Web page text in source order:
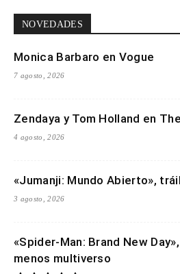
NOVEDADES
Monica Barbaro en Vogue
7 agosto, 2026
Zendaya y Tom Holland en
4 agosto, 2026
«Jumanji: Mundo Abierto»,
3 agosto, 2026
«Spider-Man: Brand New
menos multiverso